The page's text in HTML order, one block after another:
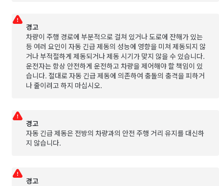
경고
차량이 주행 경로에 부분적으로 걸쳐 있거나 도로에 잔해가 있는
등 여러 요인이 자동 긴급 제동의 성능에 영향을 미쳐 제동되지 않
거나 부적절하게 제동되거나 제동 시기가 맞지 않을 수 있습니다.
운전자는 항상 안전하게 운전하고 차량을 제어해야 할 책임이 있
습니다. 절대로 자동 긴급 제동에 의존하여 충돌의 충격을 피하거
나 줄이려고 하지 마십시오.
경고
자동 긴급 제동은 전방의 차량과의 안전 주행 거리 유지를 대신하
지 않습니다.
경고